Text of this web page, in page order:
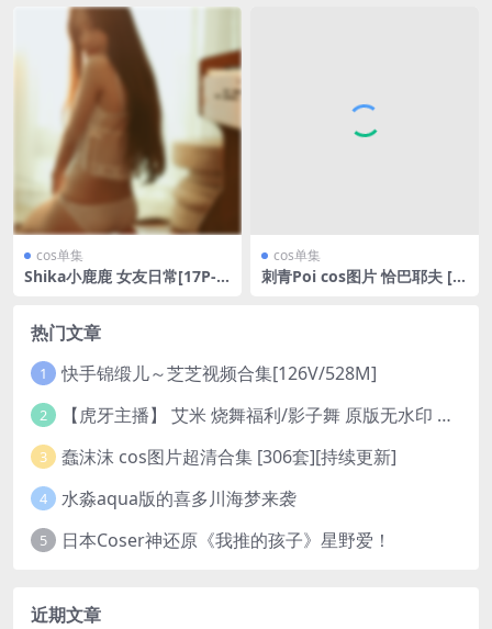
cos单集
Shika小鹿鹿 女友日常[17P-5
cos单集
刺青Poi cos图片 恰巴耶夫 [4
热门文章
1 快手锦缎儿～芝芝视频合集[126V/528M]
2 【虎牙主播】 艾米 烧舞福利/影子舞 原版无水印 （1v/130m）
3 蠢沫沫 cos图片超清合集 [306套][持续更新]
4 水淼aqua版的喜多川海梦来袭
5 日本Coser神还原《我推的孩子》星野爱！
近期文章